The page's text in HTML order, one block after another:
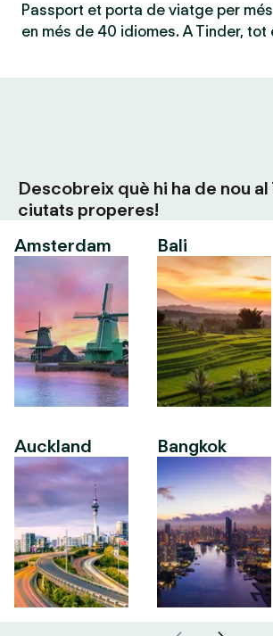
Passport et porta de viatge per
en més de 40 idiomes. A Tinder, tot
Descobreix què hi ha de nou
ciutats properes!
Amsterdam
Auckland
Bali
Bangkok